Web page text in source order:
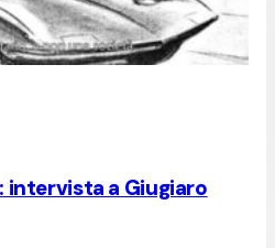
intervista a Giugiaro